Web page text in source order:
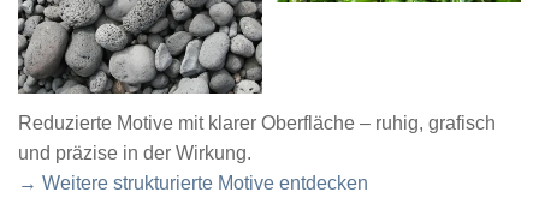
Reduzierte Motive mit klarer Oberfläche – ruhig, grafisch
und präzise in der Wirkung.
→ Weitere strukturierte Motive entdecken